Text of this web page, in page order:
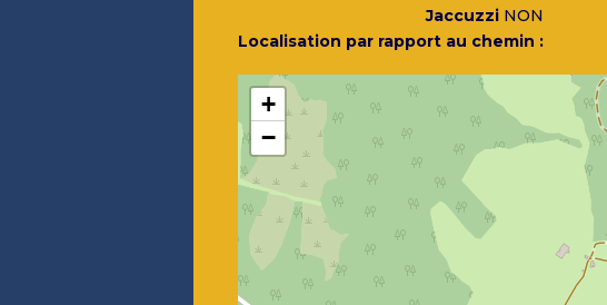
JaccuzziNON
Localisation par rapport au chemin :
+
−